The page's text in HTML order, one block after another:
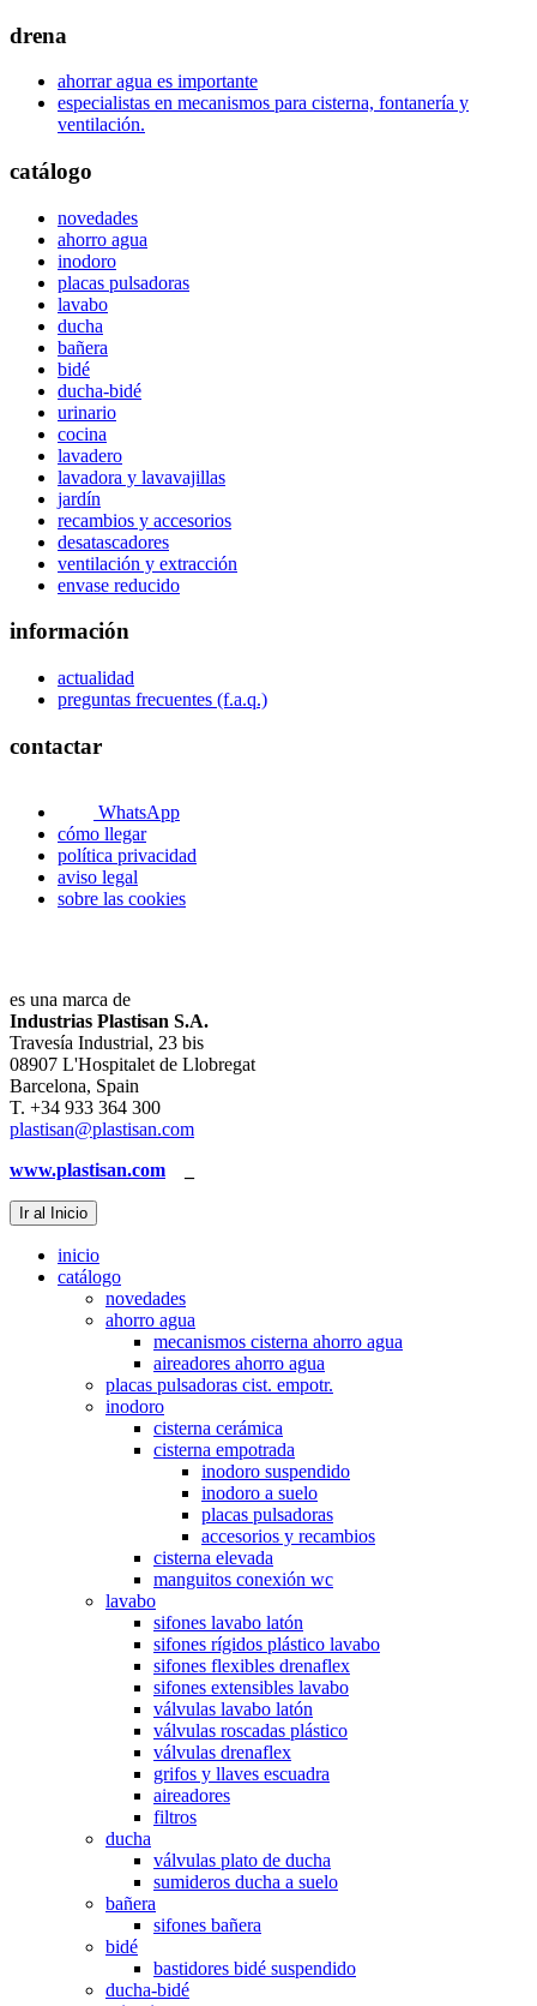
drena
ahorrar agua es importante
especialistas en mecanismos para cisterna, fontanería y
ventilación.
catálogo
novedades
ahorro agua
inodoro
placas pulsadoras
lavabo
ducha
bañera
bidé
ducha-bidé
urinario
cocina
lavadero
lavadora y lavavajillas
jardín
recambios y accesorios
desatascadores
ventilación y extracción
envase reducido
información
actualidad
preguntas frecuentes (f.a.q.)
contactar
WhatsApp
cómo llegar
política privacidad
aviso legal
sobre las cookies
es una marca de
Industrias Plastisan S.A.
Travesía Industrial, 23 bis
08907 L'Hospitalet de Llobregat
Barcelona, Spain
T. +34 933 364 300
plastisan@plastisan.com
www.plastisan.com
Ir al Inicio
inicio
catálogo
novedades
ahorro agua
mecanismos cisterna ahorro agua
aireadores ahorro agua
placas pulsadoras cist. empotr.
inodoro
cisterna cerámica
cisterna empotrada
inodoro suspendido
inodoro a suelo
placas pulsadoras
accesorios y recambios
cisterna elevada
manguitos conexión wc
lavabo
sifones lavabo latón
sifones rígidos plástico lavabo
sifones flexibles drenaflex
sifones extensibles lavabo
válvulas lavabo latón
válvulas roscadas plástico
válvulas drenaflex
grifos y llaves escuadra
aireadores
filtros
ducha
válvulas plato de ducha
sumideros ducha a suelo
bañera
sifones bañera
bidé
bastidores bidé suspendido
ducha-bidé